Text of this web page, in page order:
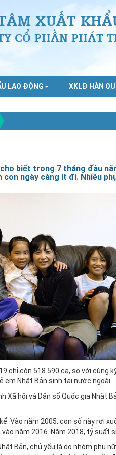
XUẤT
CỔ PHẦN PHÁT
LAO ĐỘNG XKLĐ HÀN
biết trong 7 tháng đầu
ngày càng ít đi. Nhiều
chỉ còn 518.590 ca, so với cùng
em Nhật Bản sinh tại nước ngoài.
Xã hội và Dân số Quốc gia Nhật
Vào năm 2005, con số này rơi
năm 2016. Năm 2018, tỷ suất
Bản, chủ yếu là do nhóm phụ